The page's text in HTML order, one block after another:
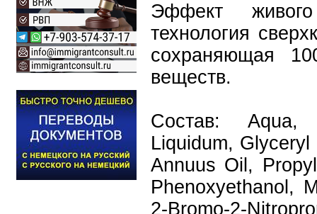
Эффект
технология
сохраняющая
веществ.
Состав: Aqua,
Liquidum,
Annuus Oil,
Phenoxyethanol,
2-Bromo-2-